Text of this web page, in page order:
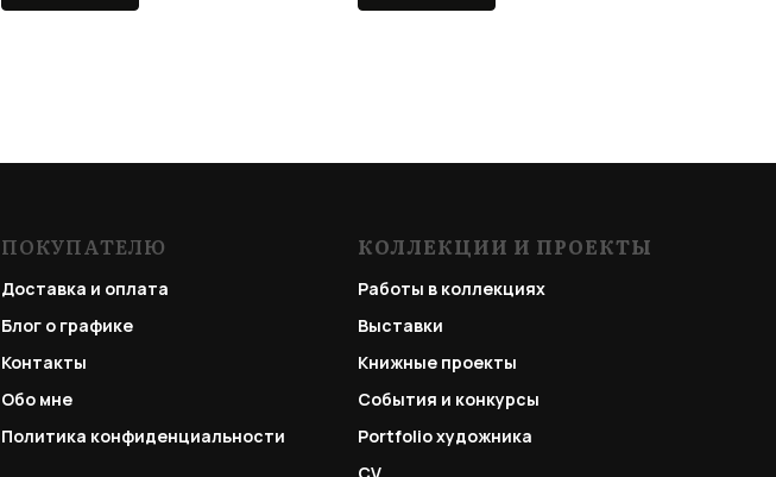
ПОКУПАТЕЛЮ
Доставка и оплата
Блог о графике
Контакты
Обо мне
Политика конфиденциальности
КОЛЛЕКЦИИ И ПРОЕКТЫ
Работы в коллекциях
Выставки
Книжные проекты
События и конкурсы
Portfolioхудожника